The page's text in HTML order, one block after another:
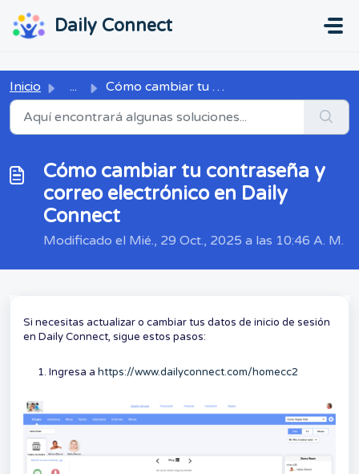
Daily Connect
Inicio ... Cómo cambiar tu contraseña y correo electrónico en Daily ...
Cómo cambiar tu contraseña y
correo electrónico en Daily
Connect
Modificado el Mié., 29 Oct., 2025 a las 10:46 A. M.
Si necesitas actualizar o cambiar tus datos de inicio de sesión
en Daily Connect, sigue estos pasos:
Ingresa a https://www.dailyconnect.com/homecc2